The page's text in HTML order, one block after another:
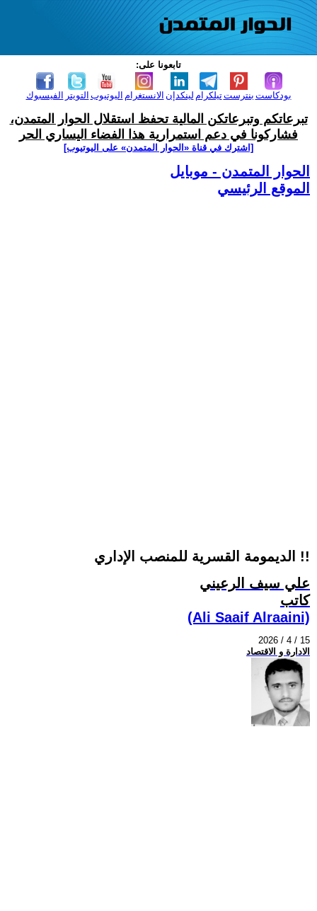
تابعونا على:
الفيسبوك التويتر اليوتيوب الانستغرام لينكدإن تيلكرامبنترست بودكاست
تبرعاتكم وتبرعاتكن المالية تحفظ استقلال الحوار المتمدن،
فشاركونا في دعم استمرارية هذا الفضاء اليساري الحر
[اشترك في قناة ‫«الحوار المتمدن» على اليوتيوب]
الحوار المتمدن - موبايل
الموقع الرئيسي
الديمومة القسرية للمنصب الإداري !!
علي سيف الرعيني
كاتب
(Ali Saaif Alraaini)
2026 / 4 / 15
الادارة و الاقتصاد